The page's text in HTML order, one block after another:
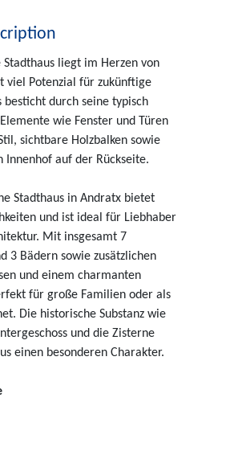
Stadthaus liegt im Herzen von
viel Potenzial für zukünftige
besticht durch seine typisch
wie Fenster und Türen
sichtbare Holzbalken sowie
Innenhof auf der Rückseite.
Stadthaus in Andratx bietet
und ist ideal für Liebhaber
Mit insgesamt 7
3 Bädern sowie zusätzlichen
und einem charmanten
für große Familien oder als
Die historische Substanz wie
und die Zisterne
einen besonderen Charakter.